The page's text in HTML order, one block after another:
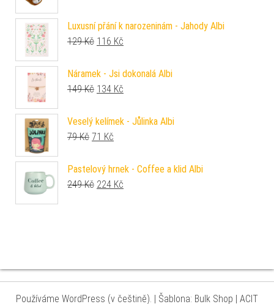
Luxusní přání k narozeninám - Jahody Albi
129Kč Původní cena byla: 129 Kč.
116 Kč
Náramek - Jsi dokonalá Albi
149Kč Původní cena byla: 149 Kč.
134 Kč
Veselý kelímek - Jůlinka Albi
79Kč Původní cena byla: 79 Kč.
71 Kč
Pastelový hrnek - Coffee a klid Albi
249Kč Původní cena byla: 249 Kč.
224 Kč
Používáme WordPress (v češtině). | Šablona: Bulk Shop | ACIT